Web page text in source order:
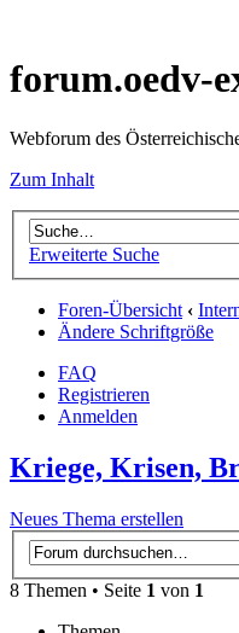
forum.oedv-
Webforum des
Zum Inhalt
Erweiterte Suche
Foren-Übersicht ‹
Ändere Schriftgröße
FAQ
Registrieren
Anmelden
Kriege, Krisen,
Neues Thema erstellen
8 Themen • Seite 1 von 1